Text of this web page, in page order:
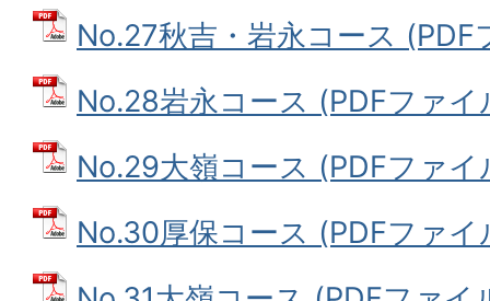
No.27秋吉・岩永コース
No.28岩永コース (PDFファ
No.29大嶺コース (PDFファイ
No.30厚保コース (PDFファ